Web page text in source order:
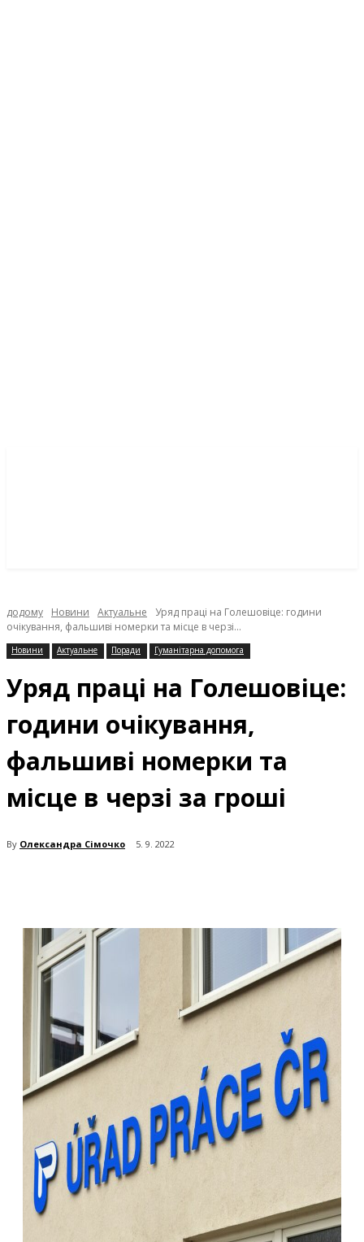
додому Новини Актуальне
Уряд праці на Голешовіце: години
очікування, фальшиві номерки та місце в черзі...
Новини Актуальне Поради Гуманітарна допомога
Уряд праці на Голешовіце:
години очікування,
фальшиві номерки та
місце в черзі за гроші
By Олександра Сімочко 5. 9. 2022